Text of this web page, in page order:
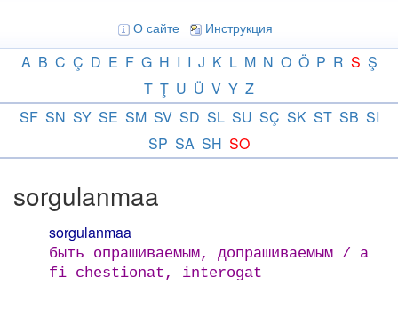
О сайте Инструкция
A B C Ç D E F G H I I J K L M N O Ö P R S Ş
T Ţ U Ü V Y Z
SF SN SY SE SM SV SD SL SU SÇ SK ST SB SI
SP SA SH SO
sorgulanmaa
sorgulanmaa
быть опрашиваемым, допрашиваемым / a
fi chestionat, interogat